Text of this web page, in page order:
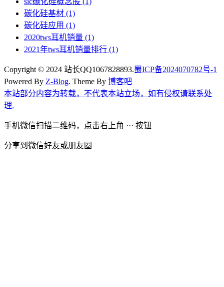
碳化硅基材 (1)
碳化硅应用 (1)
2020tws耳机销量 (1)
2021年tws耳机销量排行 (1)
Copyright © 2024 站长QQ1067828893.蜀ICP备2024070782号-1
Powered By Z-Blog. Theme By 博客吧
本站部分内容为转载，不代表本站立场，如有侵权请联系处
理.
手机微信扫描二维码，点击右上角 ··· 按钮
分享到微信好友或朋友圈